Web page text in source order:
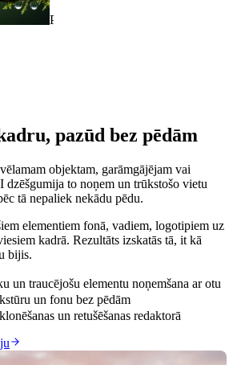
Pirms
pazūd bez pēdām
objektam, garāmgājējam vai
to noņem un trūkstošo vietu
tā nepaliek nekādu pēdu.
elementiem fonā, vadiem, logotipiem uz
kadrā. Rezultāts izskatās tā, it kā
bijis.
un traucējošu elementu noņemšana ar otu
un fonu bez pēdām
un retušēšanas redaktorā